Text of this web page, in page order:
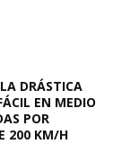
DRÁSTICA
EN MEDIO
POR
200 KM/H